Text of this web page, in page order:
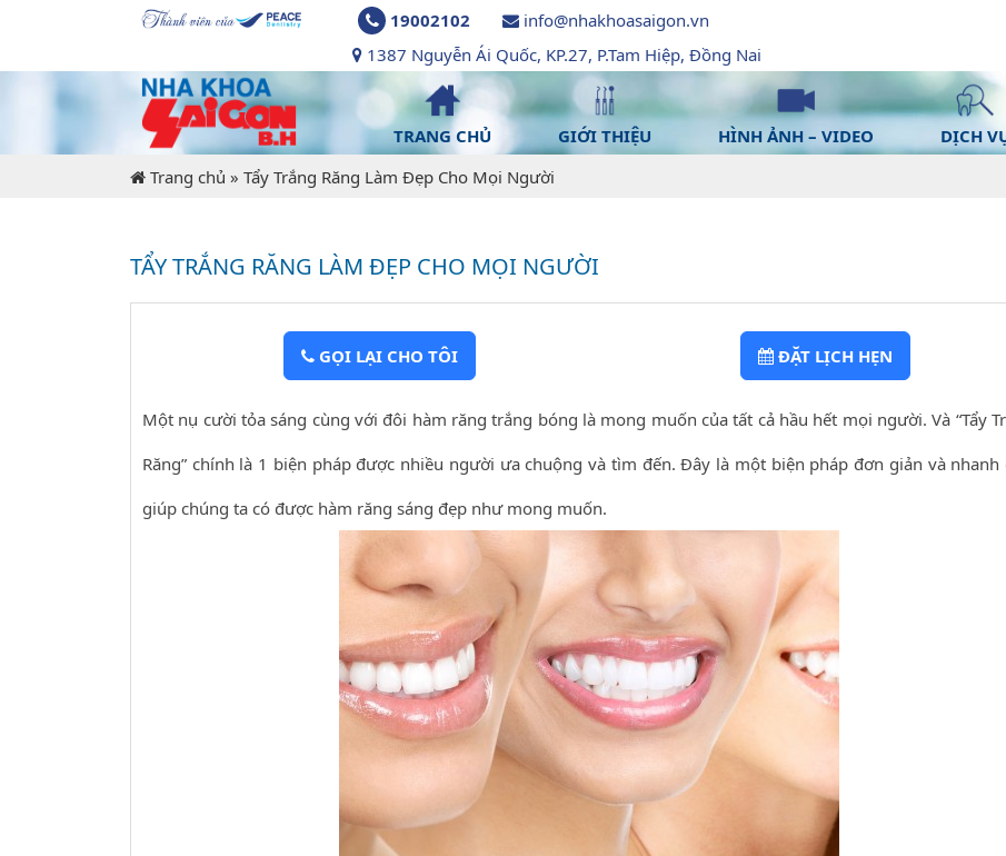
19002102
info@nhakhoasaigon.vn
1387 Nguyễn Ái Quốc, KP.27, P.Tam Hiệp, Đồng Nai
TRANG CHỦ GIỚI THIỆU HÌNH ẢNH – VIDEO DỊCH
Trang chủ » Tẩy Trắng Răng Làm Đẹp Cho Mọi Người
TẨY TRẮNG RĂNG LÀM ĐẸP CHO MỌI NGƯỜI
GỌI LẠI CHO TÔI ĐẶT LỊCH HẸN
Một nụ cười tỏa sáng cùng với đôi hàm răng trắng bóng là mong muốn của tất cả hầu hết mọi người. Và “Tẩy
Răng” chính là 1 biện pháp được nhiều người ưa chuộng và tìm đến. Đây là một biện pháp đơn giản và nhanh
giúp chúng ta có được hàm răng sáng đẹp như mong muốn.